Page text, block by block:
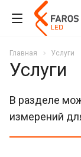
Главная Услуги
Услуги
В разделе
измерений